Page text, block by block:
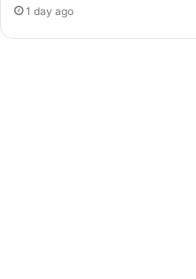
1 day ago